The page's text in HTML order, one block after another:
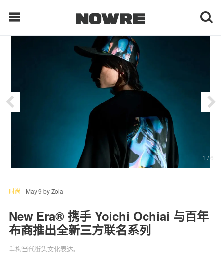
每日鲜榨
现客视点
时 尚
球 鞋
科 技
1 / 6
时尚 - May 9 byZola
New Era® 携手 Yoichi Ochiai 与百年
布商推出全新三方联名系列
重构当代街头文化表达。